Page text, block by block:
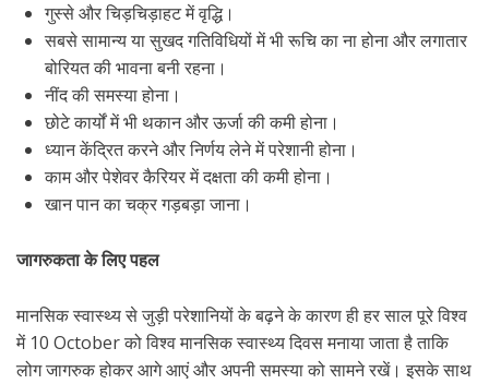
गुस्‍से और चिड़चिड़ाहट में वृद्धि।
सबसे सामान्य या सुखद गतिविधियों में भी रूचि का ना होना और लगातार
बोरियत की भावना बनी रहना।
नींद की समस्या होना।
छोटे कार्यों में भी थकान और ऊर्जा की कमी होना।
ध्यान केंद्रित करने और निर्णय लेने में परेशानी होना।
काम और पेशेवर कैरियर में दक्षता की कमी होना।
खान पान का चक्र गड़बड़ा जाना।
जागरुकता के लिए पहल
मानसिक स्वास्थ्य से जुड़ी परेशानियों के बढ़ने के कारण ही हर साल पूरे विश्व
में 10 October को विश्व मानसिक स्वास्थ्य दिवस मनाया जाता है ताकि
लोग जागरुक होकर आगे आएं और अपनी समस्या को सामने रखें। इसके साथ